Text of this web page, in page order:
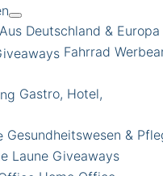
Aus Deutschland & Europa
Fahrrad
Gastro, Hotel,
Gesundheitswesen &
Laune Giveaways